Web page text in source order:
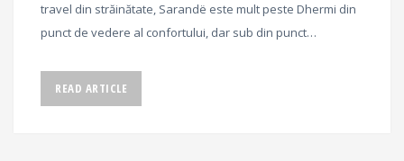
travel din străinătate, Sarandë este mult peste Dhermi din
punct de vedere al confortului, dar sub din punct…
READ ARTICLE